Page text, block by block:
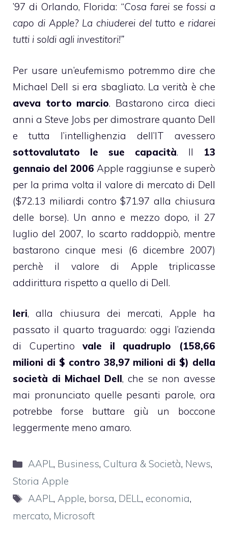
’97 di Orlando, Florida: “Cosa farei se fossi a
capo di Apple? La chiuderei del tutto e ridarei
tutti i soldi agli investitori!”
Per usare un’eufemismo potremmo dire che
Michael Dell si era sbagliato. La verità è che
aveva torto marcio. Bastarono circa dieci
anni a Steve Jobs per dimostrare quanto Dell
e tutta l’intellighenzia dell’IT avessero
sottovalutato le sue capacità. Il 13
gennaio del 2006 Apple raggiunse e superò
per la prima volta il valore di mercato di Dell
($72.13 miliardi contro $71.97 alla chiusura
delle borse). Un anno e mezzo dopo, il 27
luglio del 2007, lo scarto raddoppiò, mentre
bastarono cinque mesi (6 dicembre 2007)
perchè il valore di Apple triplicasse
addirittura rispetto a quello di Dell.
Ieri, alla chiusura dei mercati, Apple ha
passato il quarto traguardo: oggi l’azienda
di Cupertinovale il quadruplo (158,66
milioni di $ contro 38,97 milioni di $) della
società di Michael Dell, che se non avesse
mai pronunciato quelle pesanti parole, ora
potrebbe forse buttare giù un boccone
leggermente meno amaro.
Categorie
AAPL, Business, Cultura & Società, News,
Storia Apple
Tag
AAPL,Apple, borsa, DELL, economia,
mercato, Microsoft